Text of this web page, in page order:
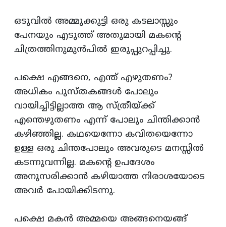
ഒടുവില്‍ അമ്മുക്കുട്ടി ഒരു കടലാസ്സും
പേനയും എടുത്ത്‌ അതുമായി മകന്‍റെ
ചിത്രത്തിനുമുന്‍പില്‍ ഇരുപ്പുറപ്പിച്ചു.
പക്ഷെ എങ്ങനെ, എന്ത്‌ എഴുതണം?
അധികം പുസ്‌തകങ്ങള്‍ പോലും
വായിച്ചിട്ടില്ലാത്ത ആ സ്‌ത്രീയ്‌ക്ക്‌
എന്തെഴുതണം എന്ന്‌ പോലും ചിന്തിക്കാന്‍
കഴിഞ്ഞില്ല. കഥയെന്നോ കവിതയെന്നോ
ഉള്ള ഒരു ചിന്തപോലും അവരുടെ മനസ്സില്‍
കടന്നുവന്നില്ല. മകന്‍റെ ഉപദേശം
അനുസരിക്കാന്‍ കഴിയാത്ത നിരാശയോടെ
അവര്‍ പോയിക്കിടന്നു.
പക്ഷെ മകന്‍ അമ്മയെ അങ്ങനെയങ്ങ്‌